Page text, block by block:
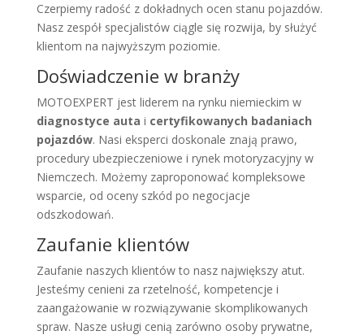
Czerpiemy radość z dokładnych ocen stanu pojazdów.
Nasz zespół specjalistów ciągle się rozwija, by służyć
klientom na najwyższym poziomie.
Doświadczenie w branży
MOTOEXPERT jest liderem na rynku niemieckim w
diagnostyce auta i certyfikowanych badaniach
pojazdów. Nasi eksperci doskonale znają prawo,
procedury ubezpieczeniowe i rynek motoryzacyjny w
Niemczech. Możemy zaproponować kompleksowe
wsparcie, od oceny szkód po negocjacje
odszkodowań.
Zaufanie klientów
Zaufanie naszych klientów to nasz największy atut.
Jesteśmy cenieni za rzetelność, kompetencje i
zaangażowanie w rozwiązywanie skomplikowanych
spraw. Nasze usługi cenią zarówno osoby prywatne,